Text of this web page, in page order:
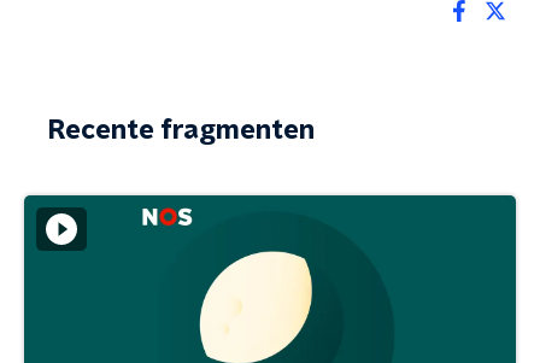
Recente fragmenten